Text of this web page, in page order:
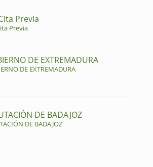
Previa
Previa
DE EXTREMADURA
DE EXTREMADURA
DE BADAJOZ
DE BADAJOZ